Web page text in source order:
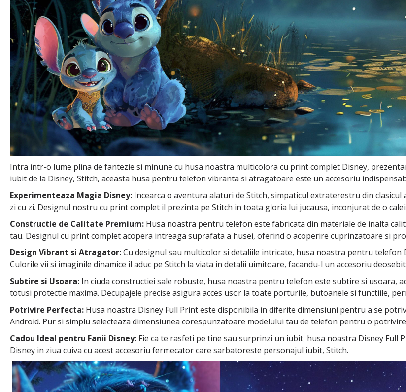
Intra intr-o lume plina de fantezie si minune cu husa noastra multicolora cu print complet Disney,
iubit de la Disney, Stitch, aceasta husa pentru telefon vibranta si atragatoare este un accesoriu
Experimenteaza Magia Disney: Incearca o aventura alaturi de Stitch, simpaticul extraterestru din
zi cu zi. Designul nostru cu print complet il prezinta pe Stitch in toata gloria lui jucausa, inconjurat de o
Constructie de Calitate Premium: Husa noastra pentru telefon este fabricata din materiale de inalta
tau. Designul cu print complet acopera intreaga suprafata a husei, oferind o acoperire cuprinzatoare si
Design Vibrant si Atragator:Cu designul sau multicolor si detaliile intricate, husa noastra pentru
Culorile vii si imaginile dinamice il aduc pe Stitch la viata in detalii uimitoare, facandu-l un accesoriu
Subtire si Usoara: In ciuda constructiei sale robuste, husa noastra pentru telefon este subtire si usoara,
totusi protectie maxima. Decupajele precise asigura acces usor la toate porturile, butoanele si functiile,
Potrivire Perfecta: Husa noastra Disney Full Print este disponibila in diferite dimensiuni pentru a se
Android. Pur si simplu selecteaza dimensiunea corespunzatoare modelului tau de telefon pentru o
Cadou Ideal pentru Fanii Disney: Fie ca te rasfeti pe tine sau surprinzi un iubit, husa noastra Disney Full
Disney in ziua cuiva cu acest accesoriu fermecator care sarbatoreste personajul iubit, Stitch.